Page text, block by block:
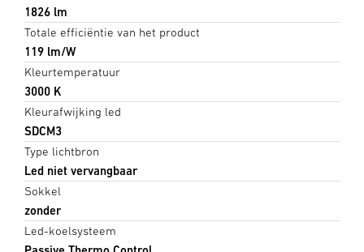
1826 lm
Totale efficiëntie van het product
119 lm/W
Kleurtemperatuur
3000 K
Kleurafwijking led
SDCM3
Type lichtbron
Led niet vervangbaar
Sokkel
zonder
Led-koelsysteem